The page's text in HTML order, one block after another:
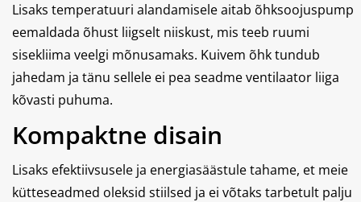
Lisaks temperatuuri alandamisele aitab õhksoojuspump
eemaldada õhust liigselt niiskust, mis teeb ruumi
sisekliima veelgi mõnusamaks. Kuivem õhk tundub
jahedam ja tänu sellele ei pea seadme ventilaator liiga
kõvasti puhuma.
Kompaktne disain
Lisaks efektiivsusele ja energiasäästule tahame, et meie
kütteseadmed oleksid stiilsed ja ei võtaks tarbetult palju